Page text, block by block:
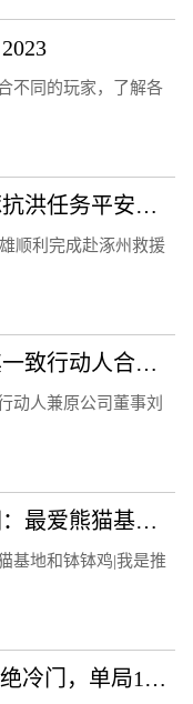
不同的玩家，了解各
盐山龙魂救援队顺利完成援涿抗洪任务平安凯旋
顺利完成赴涿州救援
​声迅股份：股东合畅创投及其一致行动人合计拟减持不超 2.44%股份
动人兼原公司董事刘
成都大运会首金获得者曹茂园：最爱熊猫基地和钵钵鸡 | 我是推荐官
基地和钵钵鸡|我是推
3-2！逆转+大爆发！孙颖莎拒绝冷门，单局11-3，霸气怒吼庆祝